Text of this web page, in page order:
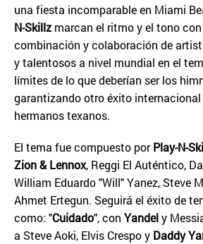
una fiesta incomparable en Miami
N-Skillzmarcan el ritmo y el tono
combinación y colaboración de
y talentosos a nivel mundial en el
límites de lo que deberían ser los
garantizando otro éxito
hermanos texanos.
El tema fue compuesto porPlay-N-
Zion & Lennox, Reggi El Auténtico,
William Eduardo "Will" Yanez, Steve
Ahmet Ertegun. Seguirá el éxito de
como: "Cuidado", con Yandely
a Steve Aoki, Elvis Crespo y Daddy